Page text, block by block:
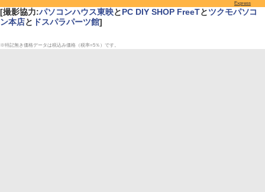
Express
[撮影協力:パソコンハウス東映とPC DIY SHOP FreeTとツクモパソコ
ン本店と ドスパラパーツ館]
※特記無き価格データは税込み価格（税率=5％）です。